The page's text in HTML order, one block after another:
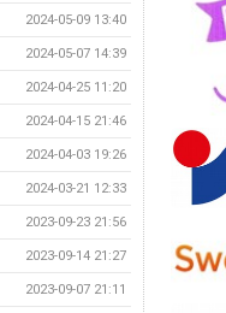
2024-05-09 13:40
2024-05-07 14:39
2024-04-25 11:20
2024-04-15 21:46
2024-04-03 19:26
2024-03-21 12:33
2023-09-23 21:56
2023-09-14 21:27
2023-09-07 21:11